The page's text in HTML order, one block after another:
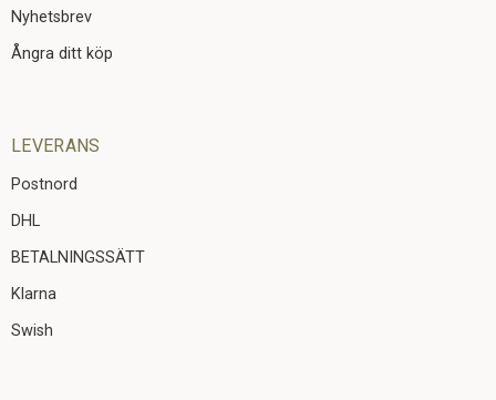
Nyhetsbrev
Ångra ditt köp
LEVERANS
Postnord
DHL
BETALNINGSSÄTT
Klarna
Swish